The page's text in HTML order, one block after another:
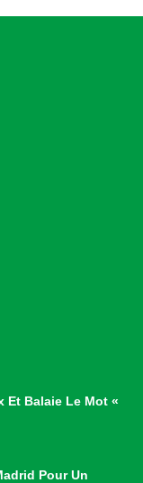
Et Balaie Le Mot «
Pour Un